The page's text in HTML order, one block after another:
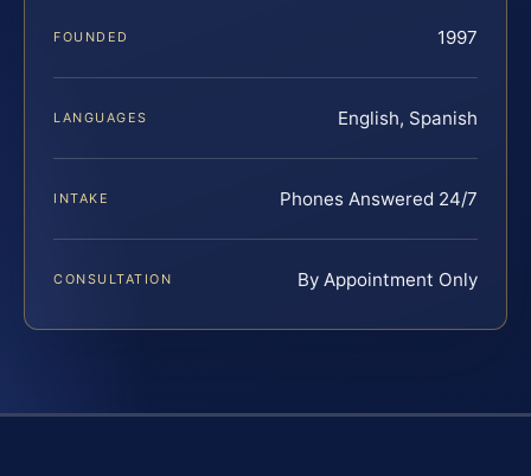
FOUNDED 1997
LANGUAGES English, Spanish
INTAKE Phones Answered 24/7
CONSULTATION By Appointment Only